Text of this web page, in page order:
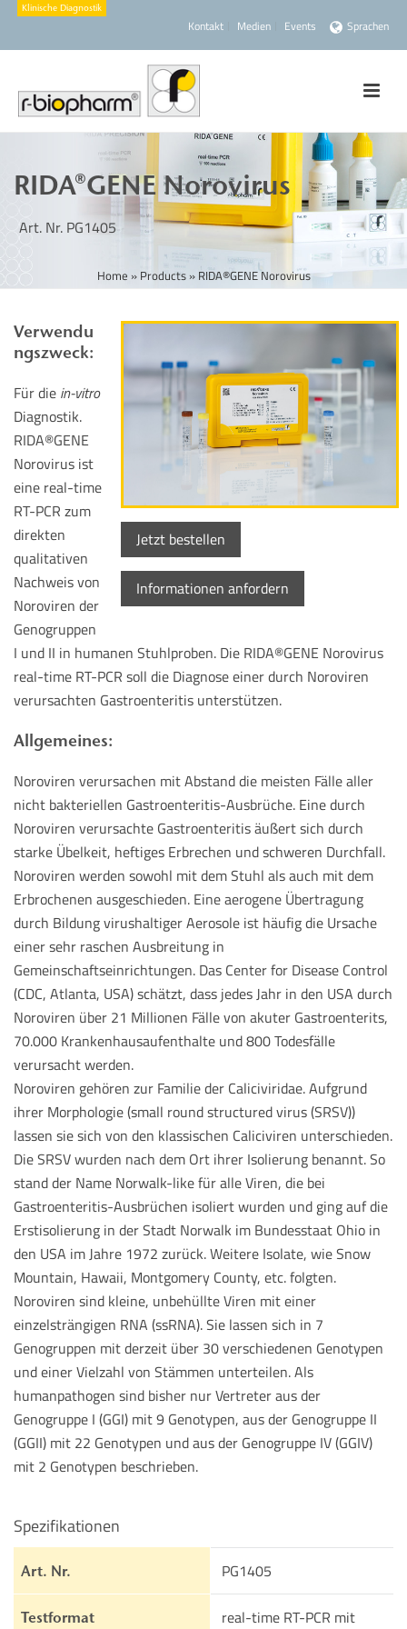
Kontakt Medien Events Sprachen
RIDA®GENE Norovirus
Art. Nr. PG1405
Home » Products» RIDA®GENE Norovirus
Jetzt bestellen
Informationen anfordern
Verwendu
ngszweck:
Für die in-vitro
Diagnostik.
RIDA®GENE
Norovirus ist
eine real-time
RT-PCR zum
direkten
qualitativen
Nachweis von
Noroviren der
Genogruppen
I und II in humanen Stuhlproben. Die RIDA®GENE Norovirus
real-time RT-PCR soll die Diagnose einer durch Noroviren
verursachten Gastroenteritis unterstützen.
Allgemeines:
Noroviren verursachen mit Abstand die meisten Fälle aller
nicht bakteriellen Gastroenteritis-Ausbrüche. Eine durch
Noroviren verursachte Gastroenteritis äußert sich durch
starke Übelkeit, heftiges Erbrechen und schweren Durchfall.
Noroviren werden sowohl mit dem Stuhl als auch mit dem
Erbrochenen ausgeschieden. Eine aerogene Übertragung
durch Bildung virushaltiger Aerosole ist häufig die Ursache
einer sehr raschen Ausbreitung in
Gemeinschaftseinrichtungen. Das Center for Disease Control
(CDC, Atlanta, USA) schätzt, dass jedes Jahr in den USA durch
Noroviren über 21 Millionen Fälle von akuter Gastroenterits,
70.000 Krankenhausaufenthalte und 800 Todesfälle
verursacht werden.
Noroviren gehören zur Familie der Caliciviridae. Aufgrund
ihrer Morphologie (small round structured virus (SRSV))
lassen sie sich von den klassischen Caliciviren unterschieden.
Die SRSV wurden nach dem Ort ihrer Isolierung benannt. So
stand der Name Norwalk-like für alle Viren, die bei
Gastroenteritis-Ausbrüchen isoliert wurden und ging auf die
Erstisolierung in der Stadt Norwalk im Bundesstaat Ohio in
den USA im Jahre 1972 zurück. Weitere Isolate, wie Snow
Mountain, Hawaii, Montgomery County, etc. folgten.
Noroviren sind kleine, unbehüllte Viren mit einer
einzelsträngigen RNA (ssRNA). Sie lassen sich in 7
Genogruppen mit derzeit über 30 verschiedenen Genotypen
und einer Vielzahl von Stämmen unterteilen. Als
humanpathogen sind bisher nur Vertreter aus der
Genogruppe I (GGI) mit 9 Genotypen, aus der Genogruppe II
(GGII) mit 22 Genotypen und aus der Genogruppe IV (GGIV)
mit 2 Genotypen beschrieben.
Spezifikationen
Art. Nr. PG1405
Testformat real-time RT-PCR mit